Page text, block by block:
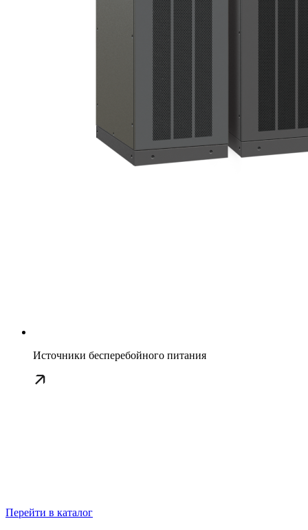
Источники бесперебойного питания
Перейти в каталог